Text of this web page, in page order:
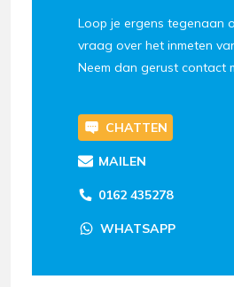
Loop je ergens tegenaan
vraag over het inmeten
Neem dan gerust contact
CHATTEN
MAILEN
0162 435278
WHATSAPP